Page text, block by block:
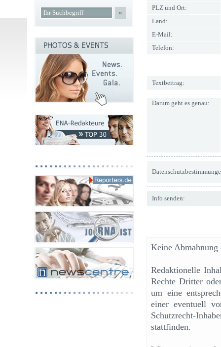
PLZ und Ort:
Land:
E-Mail:
Telefon:
Textbeitrag:
Darum geht es genau:
Info senden:
Keine
Redaktionelle
Rechte Dritter
um eine
einer eventuell
Schutzrecht-
stattfinden.
»